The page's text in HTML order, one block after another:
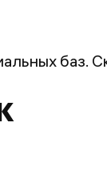
баз.